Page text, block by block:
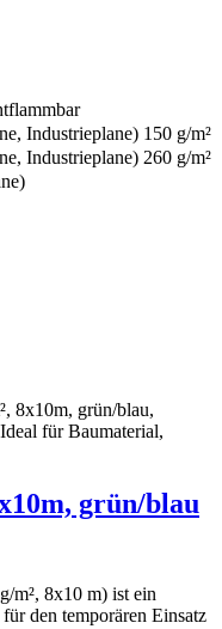
Industrieplane) 150 g/m²
Industrieplane) 260 g/m²
grün/blau
m², 8x10 m) ist ein
den temporären Einsatz